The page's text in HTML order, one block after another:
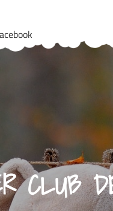
CLUB